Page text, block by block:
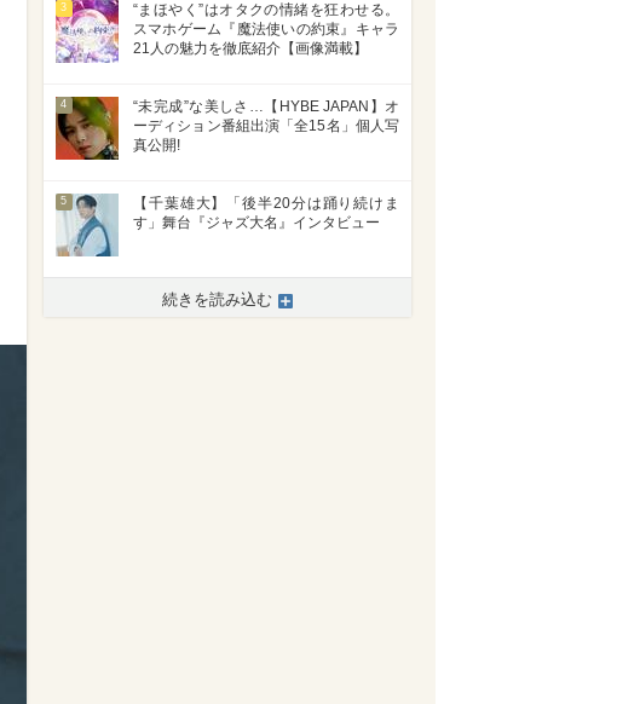
3
“まほやく”はオタクの情緒を狂わせる。
スマホゲーム『魔法使いの約束』キャラ
21人の魅力を徹底紹介【画像満載】
4
“未完成”な美しさ…【HYBE JAPAN】オ
ーディション番組出演「全15名」個人写
真公開!
5
【千葉雄大】「後半20分は踊り続けま
す」舞台『ジャズ大名』インタビュー
続きを読み込む